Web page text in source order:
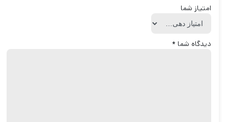
امتیاز شما
دیدگاه شما*